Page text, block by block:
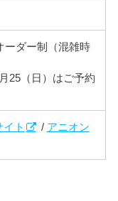
ーダー制（混雑時
25（日）はご予約
ト / アニオン